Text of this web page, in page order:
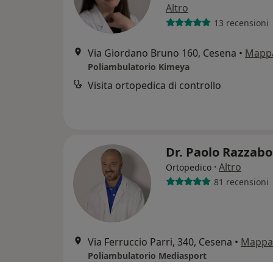
Altro
13 recensioni
Via Giordano Bruno 160, Cesena •
Poliambulatorio Kimeya
Visita ortopedica di controllo
Dr. Paolo
Ortopedico · Altro
81 recensioni
Via Ferruccio Parri, 340, Cesena • Mappa
Poliambulatorio Mediasport